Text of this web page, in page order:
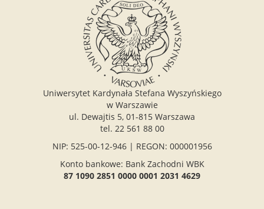
Uniwersytet Kardynała Stefana Wyszyńskiego
w Warszawie
ul. Dewajtis 5, 01-815 Warszawa
tel. 22 561 88 00
NIP: 525-00-12-946 | REGON: 000001956
Konto bankowe: Bank Zachodni WBK
87 1090 2851 0000 0001 2031 4629